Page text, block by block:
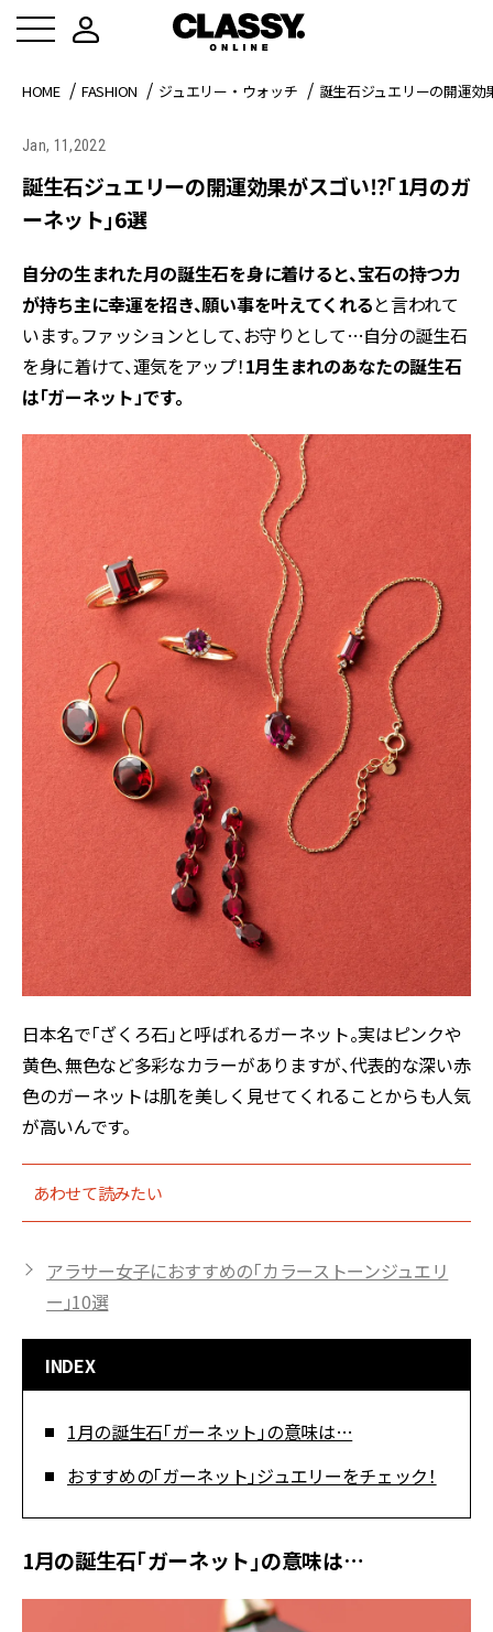
HOME FASHION ジュエリー・ウォッチ 誕生石ジュエリーの開運
Jan, 11,2022
誕生石ジュエリーの開運効果がスゴい⁉「1月のガ
ーネット」6選
自分の生まれた月の誕生石を身に着けると、宝石の持つ力
が持ち主に幸運を招き、願い事を叶えてくれると言われて
います。ファッションとして、お守りとして…自分の誕生石
を身に着けて、運気をアップ！1月生まれのあなたの誕生石
は「ガーネット」です。
日本名で「ざくろ石」と呼ばれるガーネット。実はピンクや
黄色、無色など多彩なカラーがありますが、代表的な深い赤
色のガーネットは肌を美しく見せてくれることからも人気
が高いんです。
あわせて読みたい
アラサー女子におすすめの「カラーストーンジュエリ
ー」10選
INDEX
1月の誕生石「ガーネット」の意味は…
おすすめの「ガーネット」ジュエリーをチェック！
1月の誕生石「ガーネット」の意味は…